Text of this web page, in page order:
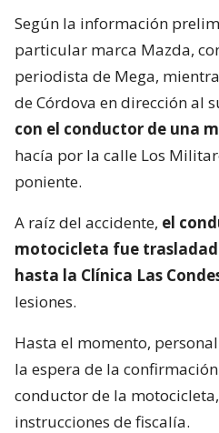
Según la información
particular marca Mazda,
periodista de Mega,
de Córdova en dirección al
con el conductor de una
hacía por la calle Los
poniente.
A raíz del accidente, el
motocicleta fue
hasta la Clínica Las
lesiones.
Hasta el momento,
la espera de la
conductor de la
instrucciones de fiscalía.